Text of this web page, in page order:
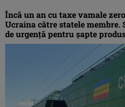
Încă un an cu taxe vamale
Ucraina către statele
de urgență pentru șapte